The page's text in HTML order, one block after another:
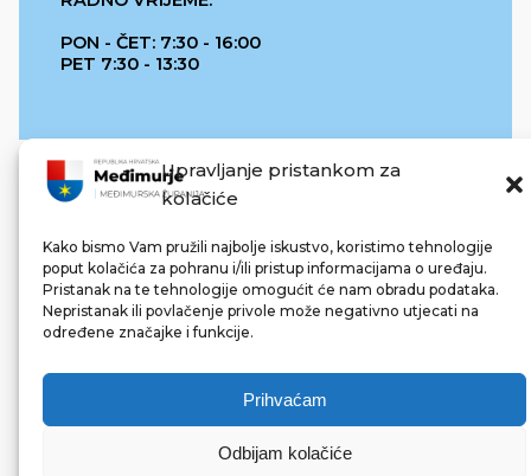
Upravljanje pristankom za
kolačiće
Kako bismo Vam pružili najbolje iskustvo, koristimo tehnologije
poput kolačića za pohranu i/ili pristup informacijama o uređaju.
Pristanak na te tehnologije omogućit će nam obradu podataka.
Nepristanak ili povlačenje privole može negativno utjecati na
određene značajke i funkcije.
Prihvaćam
Odbijam kolačiće
PON - ČET: 7:30 - 16:00
PET 7:30 - 13:30
REPUBLIKA HRVATSKA
© 2022 Međimurska županija. Sva prava pridržana.